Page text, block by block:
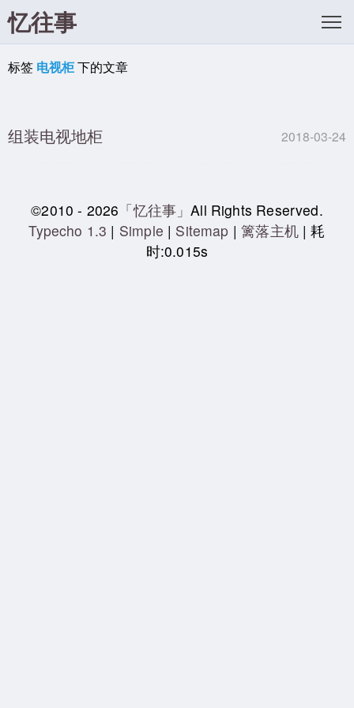
忆往事
标签 电视柜下的文章
组装电视地柜 2018-03-24
©2010 - 2026 「忆往事」All Rights Reserved.
Typecho 1.3 | Simple | Sitemap |篱落主机| 耗
时:0.015s